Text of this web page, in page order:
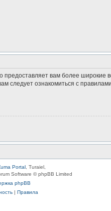
вам более
следует ознакомиться с
Portal , Turaiel,
Software © phpBB Limited
phpBB
| Правила